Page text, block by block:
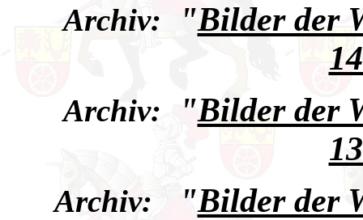
Archiv: "Bilder der
Archiv: "Bilder der
Archiv: "Bilder der